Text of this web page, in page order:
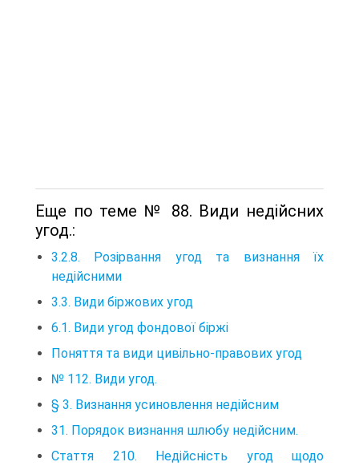
Еще по теме № 88. Види недійсних
угод.:
3.2.8. Розірвання угод та визнання їх
недійсними
3.3. Види біржових угод
6.1. Види угод фондової біржі
Поняття та види цивільно-правових угод
№ 112. Види угод.
§ 3. Визнання усиновлення недійсним
31. Порядок визнання шлюбу недійсним.
Стаття 210. Недійсність угод щодо